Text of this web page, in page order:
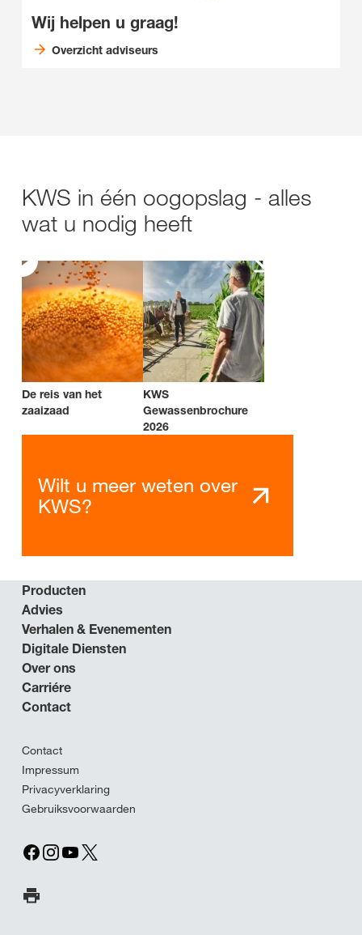
Wij helpen u graag!
Overzicht adviseurs
KWS in één oogopslag - alles
wat u nodig heeft
De reis van het
zaaizaad
KWS
Gewassenbrochure
2026
Wilt u meer weten over
KWS?
Producten
Advies
Verhalen & Evenementen
Digitale Diensten
Over ons
Carriére
Contact
Contact
Impressum
Privacyverklaring
Gebruiksvoorwaarden
Print pagina